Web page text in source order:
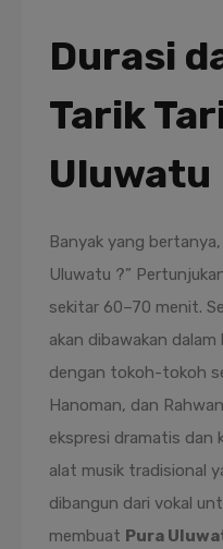
Durasi
Tarik
Uluwatu
Banyak yang
Uluwatu ?”
sekitar 60–70 menit.
akan dibawakan
dengan tokoh-tokoh
Hanoman, dan
ekspresi dramatis dan
alat musik tradisional
dibangun dari vokal
membuat Pura